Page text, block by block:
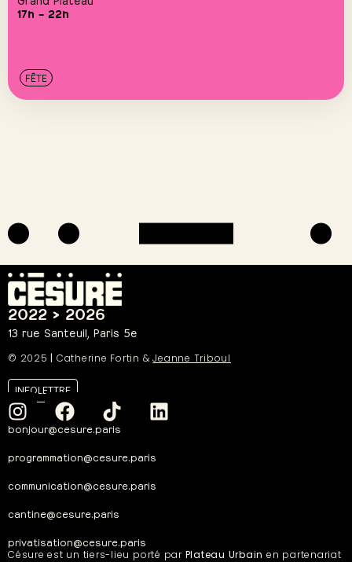
17h – 22h
FÊTE
2022 > 2026
13 rue Santeuil, Paris 5e
© 2025 | Catherine Fortin &Jeanne Triboul
INFOLETTRE
bonjour@cesure.paris
programmation@cesure.paris
communication@cesure.paris
cantine@cesure.paris
privatisation@cesure.paris
Césure est un tiers-lieu porté par Plateau Urbain en partenariat